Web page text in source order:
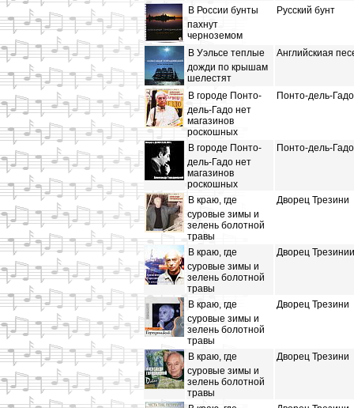
В России бунты
пахнут
черноземом
Русский бунт
В Уэльсе теплые
дожди по крышам
шелестят
Английскиая
В городе Понто-
дель-Гадо нет
магазинов
роскошных
Понто-дель-Гадо
В городе Понто-
дель-Гадо нет
магазинов
роскошных
Понто-дель-Гадо
В краю, где
суровые зимы и
зелень болотной
травы
Дворец Трезини
В краю, где
суровые зимы и
зелень болотной
травы
Дворец Трезинии
В краю, где
суровые зимы и
зелень болотной
травы
Дворец Трезини
В краю, где
суровые зимы и
зелень болотной
травы
Дворец Трезини